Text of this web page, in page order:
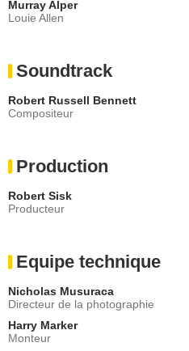
Murray Alper
Louie Allen
Soundtrack
Robert Russell Bennett
Compositeur
Production
Robert Sisk
Producteur
Equipe technique
Nicholas Musuraca
Directeur de la photographie
Harry Marker
Monteur